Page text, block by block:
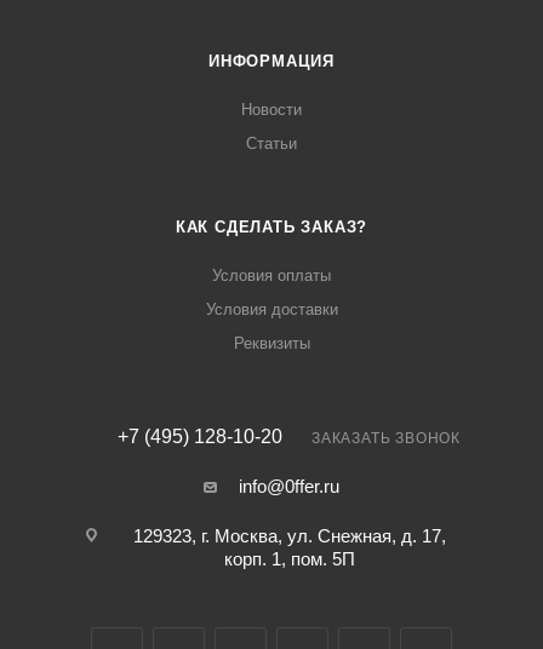
ИНФОРМАЦИЯ
Новости
Статьи
КАК СДЕЛАТЬ ЗАКАЗ?
Условия оплаты
Условия доставки
Реквизиты
+7 (495) 128-10-20 ЗАКАЗАТЬ ЗВОНОК
info@0ffer.ru
129323, г. Москва, ул. Снежная, д. 17,
корп. 1, пом. 5П